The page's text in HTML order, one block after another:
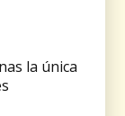
la única